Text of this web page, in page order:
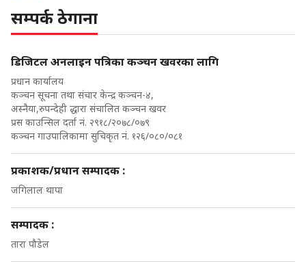
सम्पर्क ठेगाना
डिजिटल अनलाइन पत्रिका कञ्चन खवरका लागि
प्रधान कार्यालय
कञ्चन सूचना तथा संचार केन्द्र कञ्चन-४,
अस्नैया,रुपन्देही द्धारा संचालित कञ्चन खवर
प्रस काउन्सिल दर्ता नं. २९१८/२०७८/०७९
कञ्चन गाउपालिकामा सुचिकृत नं. १२६/०८०/०८१
प्रकाशक/प्रधान सम्पादक :
जगिलाल थापा
सम्पादक :
तारा पौडेल